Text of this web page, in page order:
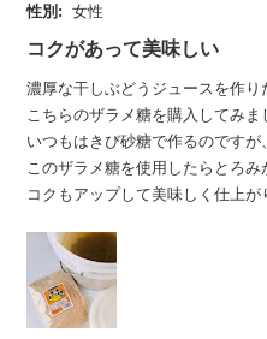
性別: 女性
コクがあって美味しい
濃厚な干しぶどうジュースを作り
こちらのザラメ糖を購入してみま
いつもはきび砂糖で作るのですが、
このザラメ糖を使用したらとろみ
コクもアップして美味しく仕上が